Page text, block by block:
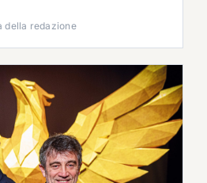
della redazione